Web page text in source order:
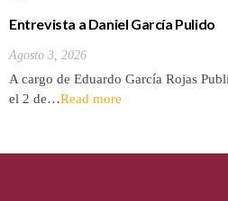
Entrevista a Daniel García Pulido
Agosto 3, 2026
A cargo de Eduardo García Rojas
el 2 de…Read more